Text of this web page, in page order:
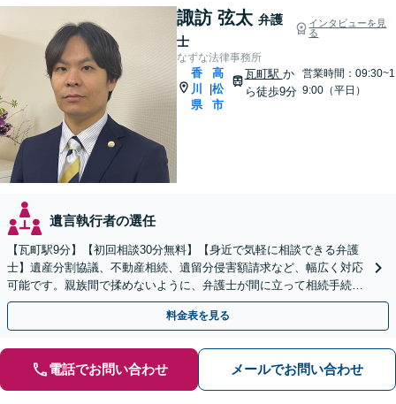
諏訪 弦太 弁護
士
インタビューを見
る
なずな法律事務所
香
川
県
高
松
市
瓦町駅 か
ら徒歩9分
営業時間：09:30~1
9:00（平日）
遺言執行者の選任
【瓦町駅9分】【初回相談30分無料】【身近で気軽に相談できる弁護
士】遺産分割協議、不動産相続、遺留分侵害額請求など、幅広く対応
可能です。親族間で揉めないように、弁護士が間に立って相続手続き
をサポートします。【電話相談可】【休日・夜間対応】
料金表を見る
電話でお問い合わせ メールでお問い合わせ